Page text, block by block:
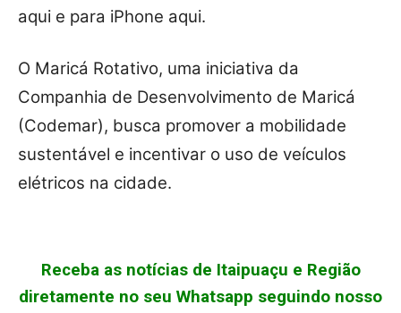
aqui e para iPhone aqui.
O Maricá Rotativo, uma iniciativa da
Companhia de Desenvolvimento de Maricá
(Codemar), busca promover a mobilidade
sustentável e incentivar o uso de veículos
elétricos na cidade.
Receba as notícias de Itaipuaçu e Região
diretamente no seu Whatsapp seguindo nosso